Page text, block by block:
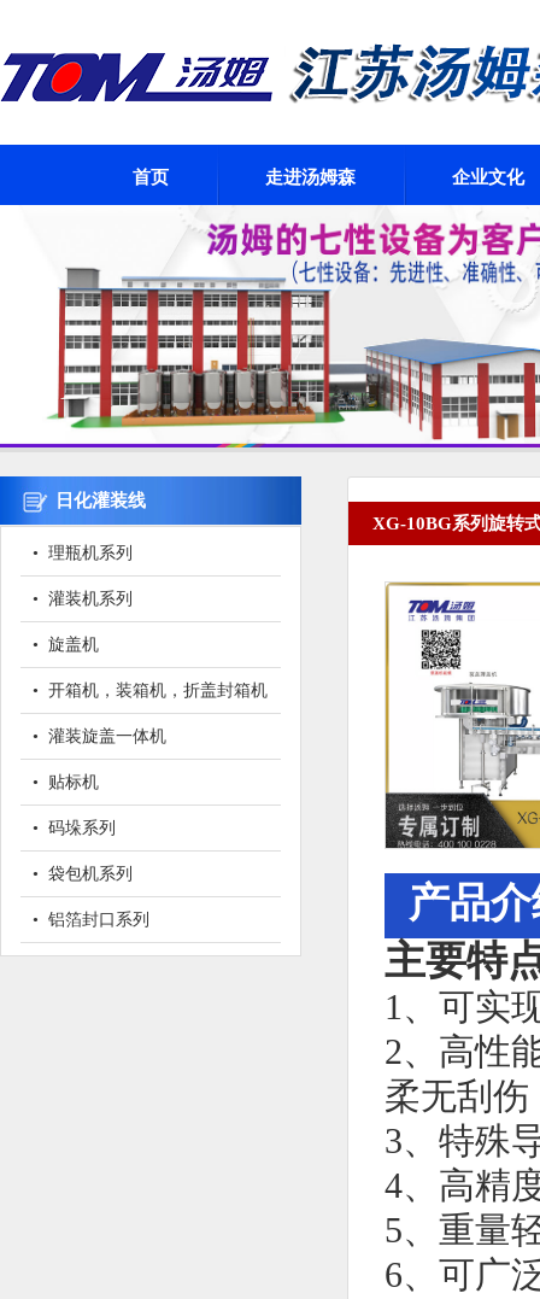
首页 走进汤姆森 企业文化
日化灌装线
• 理瓶机系列
• 灌装机系列
• 旋盖机
• 开箱机，装箱机，折盖封箱机
• 灌装旋盖一体机
• 贴标机
• 码垛系列
• 袋包机系列
• 铝箔封口系列
XG-10BG系列旋转
产品
主要特
1、可实
2、高性
柔无刮
3、特殊
4、高精
5、重量
6、可广